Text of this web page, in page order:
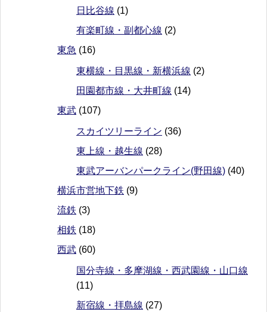
日比谷線 (1)
有楽町線・副都心線 (2)
東急 (16)
東横線・目黒線・新横浜線 (2)
田園都市線・大井町線 (14)
東武 (107)
スカイツリーライン (36)
東上線・越生線 (28)
東武アーバンパークライン(野田線) (40)
横浜市営地下鉄 (9)
流鉄 (3)
相鉄 (18)
西武 (60)
国分寺線・多摩湖線・西武園線・山口線
(11)
新宿線・拝島線 (27)